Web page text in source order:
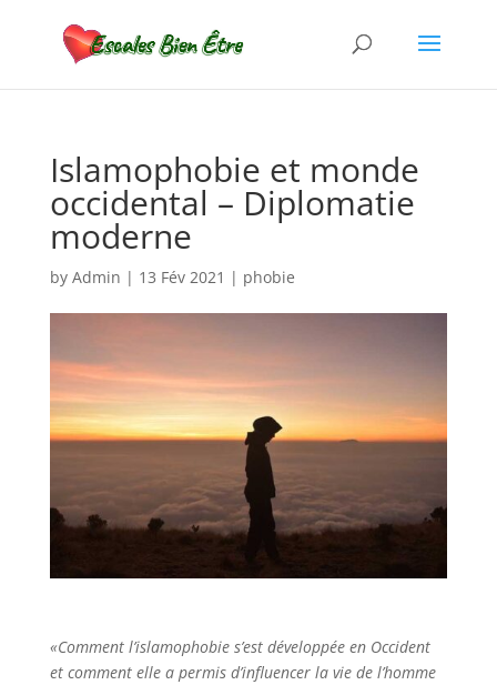
Islamophobie et monde
occidental – Diplomatie
moderne
by Admin | 13 Fév 2021 | phobie
«Comment l’islamophobie s’est développée en Occident
et comment elle a permis d’influencer la vie de l’homme